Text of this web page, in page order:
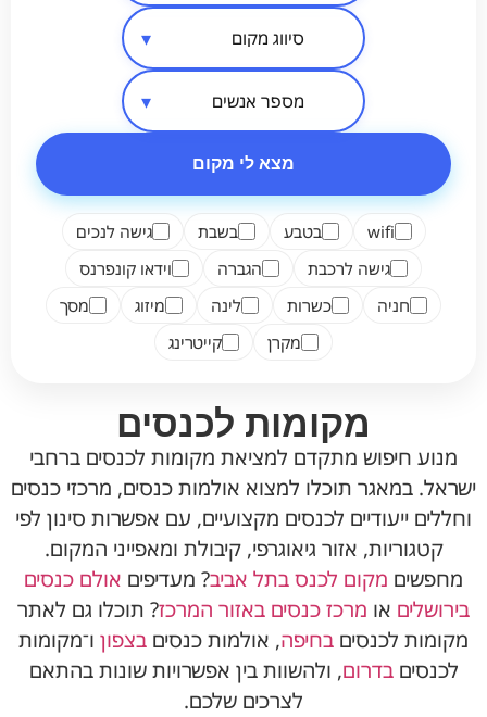
אזור בארץ
סיווג מקום
מספר אנשים
מצא לי מקום
wifi בטבע בשבת
גישה לנכים
גישה לרכבת
הגברה
וידאו קונפרנס
חניה
כשרות לינה מיזוג
מסך
מקרן
קייטרינג
מקומות לכנסים
מנוע חיפוש מתקדם למציאת מקומות לכנסים ברחבי
ישראל. במאגר תוכלו למצוא אולמות כנסים, מרכזי כנסים
וחללים ייעודיים לכנסים מקצועיים, עם אפשרות סינון לפי
קטגוריות, אזור גיאוגרפי, קיבולת ומאפייני המקום.
מחפשים מקום לכנס בתל אביב? מעדיפים אולם כנסים
בירושלים או מרכז כנסים באזור המרכז? תוכלו גם לאתר
מקומות לכנסים בחיפה, אולמות כנסים בצפון ו־מקומות
לכנסיםבדרום, ולהשוות בין אפשרויות שונות בהתאם
לצרכים שלכם.